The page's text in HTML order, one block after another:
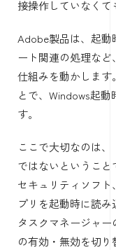
接操作していなくて
Adobe製品は、起動
ート関連の処理な
仕組みを動かします
とで、Windows起
す。
ここで大切なのは、
ではないということ
セキュリティソフ
プリを起動時に読み
タスクマネージャ
の有効・無効を切り